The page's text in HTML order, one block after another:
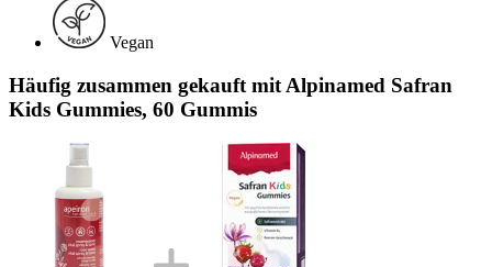
Vegan
Häufig zusammen gekauft mit Alpinamed Safran
Kids Gummies, 60 Gummis